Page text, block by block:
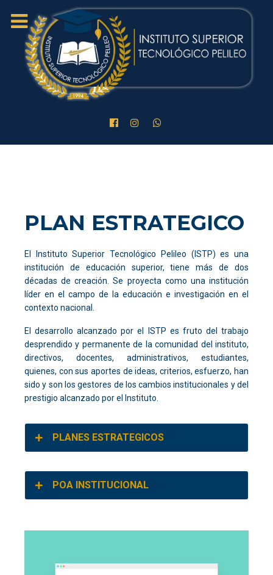
PLAN ESTRATEGICO
El Instituto Superior Tecnológico Pelileo (ISTP) es una
institución de educación superior, tiene más de dos
décadas de creación. Se proyecta como una institución
líder en el campo de la educación e investigación en el
contexto nacional.
El desarrollo alcanzado por el ISTP es fruto del trabajo
desprendido y permanente de la comunidad del instituto,
directivos, docentes, administrativos, estudiantes,
quienes, con sus aportes de ideas, criterios, esfuerzo, han
sido y son los gestores de los cambios institucionales y del
prestigio alcanzado por el Instituto.
PLANES ESTRATEGICOS
POA INSTITUCIONAL